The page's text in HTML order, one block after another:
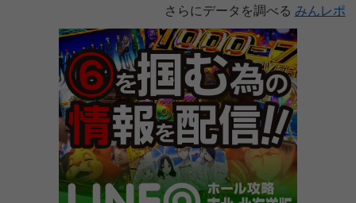
さらにデータを調べる みんレポ